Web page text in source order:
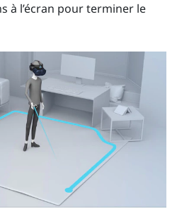
à l’écran pour terminer le